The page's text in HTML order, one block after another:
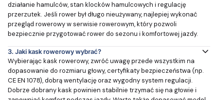
działanie hamulców, stan klocków hamulcowych i regulację
przerzutek. Jeśli rower był długo nieużywany, najlepiej wykonać
przegląd rowerowy w serwisie rowerowym, który pozwoli
bezpiecznie przygotować rower do sezonu i komfortowej jazdy.
3. Jaki kask rowerowy wybrać?
Wybierając kask rowerowy, zwróć uwagę przede wszystkim na
dopasowanie do rozmiaru głowy, certyfikaty bezpieczeństwa (np.
CE EN 1078), dobrą wentylację oraz wygodny system regulacji.
Dobrze dobrany kask powinien stabilnie trzymać się na głowie i